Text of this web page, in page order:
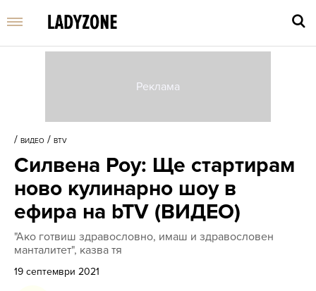
и
/ ВИДЕО / BTV
Силвена Роу: Ще стартирам
ново кулинарно шоу в
ефира на bTV (ВИДЕО)
"Ако готвиш здравословно, имаш и здравословен
манталитет", казва тя
19 септември 2021